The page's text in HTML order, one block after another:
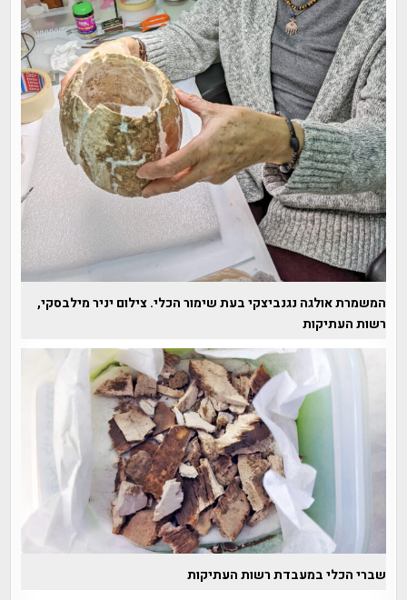
המשמרת אולגה נגנביצקי בעת שימור הכלי. צילום יניר מילבסקי,
רשות העתיקות
שברי הכלי במעבדת רשות העתיקות